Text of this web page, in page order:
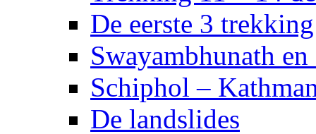
De eerste 3
Swayambhunath
Schiphol –
De landslides